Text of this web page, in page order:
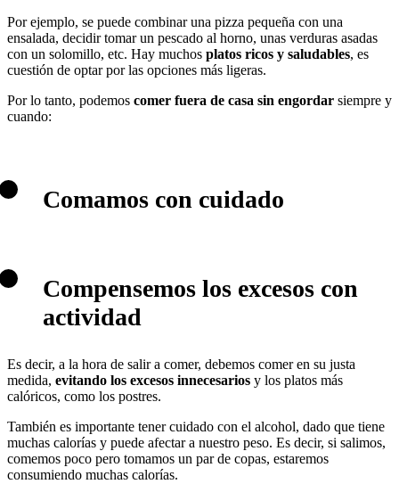
Por ejemplo, se puede combinar una pizza pequeña con una
ensalada, decidir tomar un pescado al horno, unas verduras asadas
con un solomillo, etc. Hay muchos platos ricos y saludables, es
cuestión de optar por las opciones más ligeras.
Por lo tanto, podemos comer fuera de casa sin engordar siempre y
cuando:
Comamos con cuidado
Compensemos los excesos con
actividad
Es decir, a la hora de salir a comer, debemos comer en su justa
medida, evitando los excesos innecesarios y los platos más
calóricos, como los postres.
También es importante tener cuidado con el alcohol, dado que tiene
muchas calorías y puede afectar a nuestro peso. Es decir, si salimos,
comemos poco pero tomamos un par de copas, estaremos
consumiendo muchas calorías.